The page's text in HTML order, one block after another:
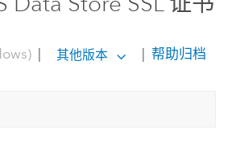
| 其他版本 帮助归档